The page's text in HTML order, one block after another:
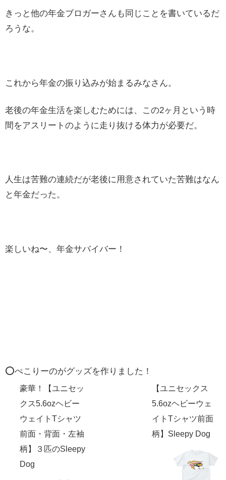
きっと他の年金ブロガーさんも同じことを書いているだ
ろうな。
これから年金の振り込みが始まるみなさん。
老後の年金生活を楽しむためには、この2ヶ月という時
間をアスリートのように走り抜ける体力が必要だ。
人生は苦難の連続だが老後に用意されていた苦難はなん
と年金だった。
楽しいね〜、年金サバイバー！
⭕️ぺこりーのがグッズを作りました！
豪華！【ユニセッ
クス5.6ozヘビー
ウェイトTシャツ
前面・背面・左袖
柄】３匹のSleepy
Dog
【ユニセックス
5.6ozヘビーウェ
イトTシャツ前面
柄】Sleepy Dog